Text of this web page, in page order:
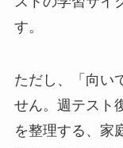
す。
ただし、「向い
せん。週テスト
を整理する、家